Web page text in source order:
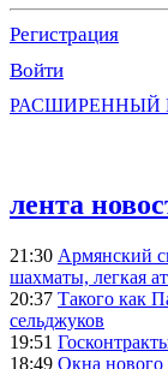
Регистрация
Войти
РАСШИРЕННЫЙ
лента
21:30 Армянский
шахматы, легкая
20:37 Такого как
сельджуков
19:51
18:49 Окна нового